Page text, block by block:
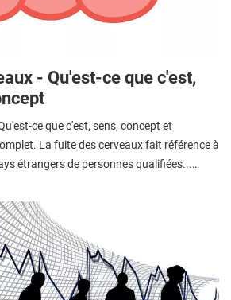
- Qu'est-ce que c'est,
ce que c'est, sens, concept et
La fuite des cerveaux fait référence à
étrangers de personnes qualifiées...…